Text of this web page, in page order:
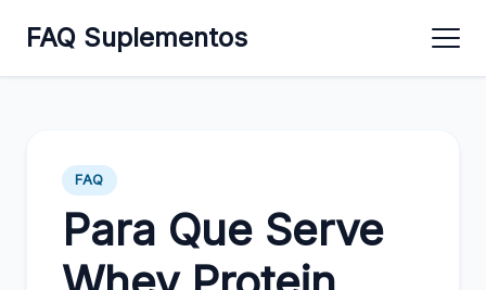
FAQ Suplementos
FAQ
Para Que Serve